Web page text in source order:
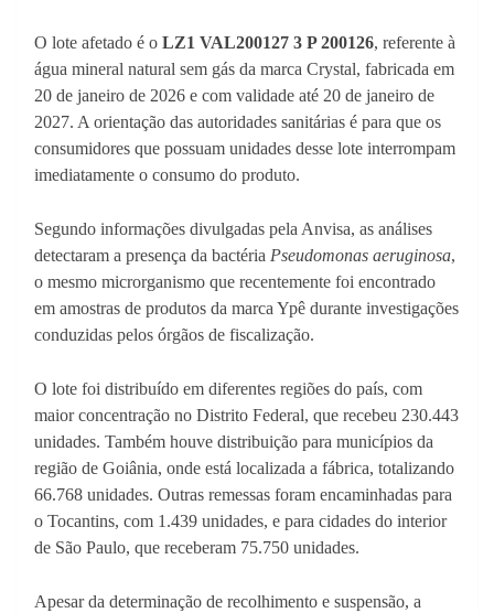
O lote afetado é o LZ1 VAL200127 3 P 200126, referente à
água mineral natural sem gás da marca Crystal, fabricada em
20 de janeiro de 2026 e com validade até 20 de janeiro de
2027. A orientação das autoridades sanitárias é para que os
consumidores que possuam unidades desse lote interrompam
imediatamente o consumo do produto.
Segundo informações divulgadas pela Anvisa, as análises
detectaram a presença da bactéria Pseudomonas aeruginosa,
o mesmo microrganismo que recentemente foi encontrado
em amostras de produtos da marca Ypê durante investigações
conduzidas pelos órgãos de fiscalização.
O lote foi distribuído em diferentes regiões do país, com
maior concentração no Distrito Federal, que recebeu 230.443
unidades. Também houve distribuição para municípios da
região de Goiânia, onde está localizada a fábrica, totalizando
66.768 unidades. Outras remessas foram encaminhadas para
o Tocantins, com 1.439 unidades, e para cidades do interior
de São Paulo, que receberam 75.750 unidades.
Apesar da determinação de recolhimento e suspensão, a